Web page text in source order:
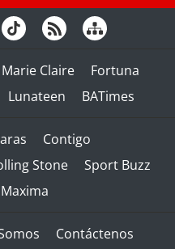
Marie Claire
Fortuna
Lunateen BATimes
Contigo
Stone
Sport Buzz
Maxima
Contáctenos